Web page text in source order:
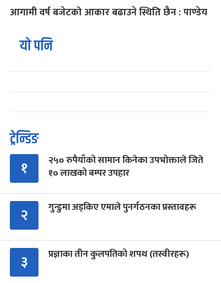
आगामी वर्ष बजेटको आकार बढाउने स्थिति छैन : पाण्डेय
यो पनि
ट्रेन्डिङ
१
२५० रुपैयाँको सामान किनेका उपभोक्ताले जिते
१० लाखको बम्पर उपहार
२ गुन्डुमा अड्किए एमाले पुनर्गठनका प्रस्तावहरू
३ प्रज्ञाका तीन कुलपतिको शपथ (तस्वीरहरू)